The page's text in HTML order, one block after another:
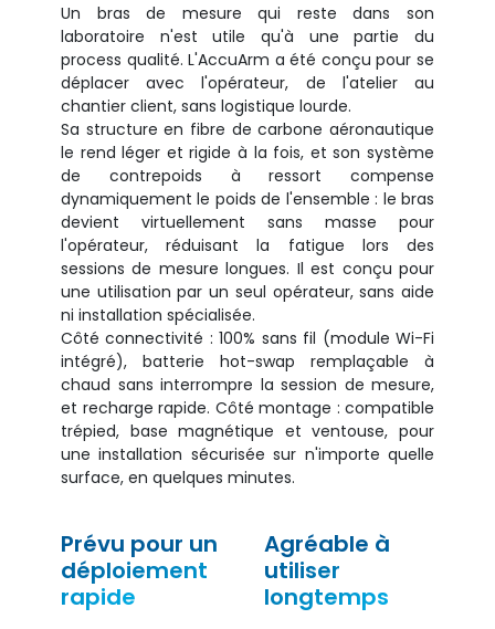
Un bras de mesure qui reste dans son
laboratoire n'est utile qu'à une partie du
process qualité. L'AccuArm a été conçu pour se
déplacer avec l'opérateur, de l'atelier au
chantier client, sans logistique lourde.
Sa structure en fibre de carbone aéronautique
le rend léger et rigide à la fois, et son système
de contrepoids à ressort compense
dynamiquement le poids de l'ensemble : le bras
devient virtuellement sans masse pour
l'opérateur, réduisant la fatigue lors des
sessions de mesure longues. Il est conçu pour
une utilisation par un seul opérateur, sans aide
ni installation spécialisée.
Côté connectivité : 100% sans fil (module Wi-Fi
intégré), batterie hot-swap remplaçable à
chaud sans interrompre la session de mesure,
et recharge rapide. Côté montage : compatible
trépied, base magnétique et ventouse, pour
une installation sécurisée sur n'importe quelle
surface, en quelques minutes.
Prévu pour un
déploiement
rapide
Agréable à
utiliser
longtemps